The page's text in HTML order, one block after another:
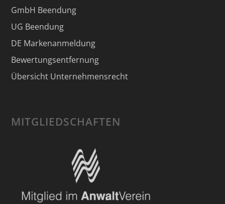
GmbH Beendung
UG Beendung
DE Markenanmeldung
Bewertungsentfernung
Übersicht Unternehmensrecht
MITGLIEDSCHAFTEN